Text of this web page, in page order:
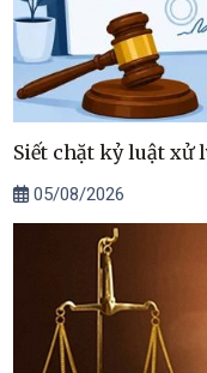
Siết chặt kỷ luật
05/08/2026